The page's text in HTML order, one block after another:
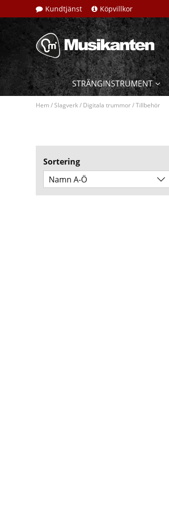
Kundtjänst Köpvillkor
STRÄNGINSTRUMENT
Hem /Slagverk/ Digitala trummor/Tillbehör
Sortering
Namn A-Ö